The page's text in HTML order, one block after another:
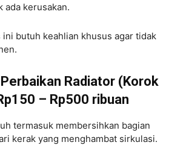
ada kerusakan.
ini butuh keahlian khusus agar tidak
Radiator (Korok
– Rp500 ribuan
termasuk membersihkan bagian
kerak yang menghambat sirkulasi.